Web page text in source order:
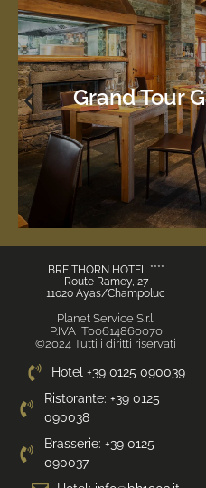
Grand Tour
Grand Tour
Quattro cene, quattro
racconto della nostra
suoi
a
Scopri
BREITHORN HOTEL ****
Route Ramey, 27
11020 Ayas/Champoluc
Planet Service S.r.l.
P.IVA IT00614860070
©2024 Tutti i diritti riservati
Hotel +39 0125 090039
Ristorante: +39 0125
090038
Brasserie: +39 0125
090037